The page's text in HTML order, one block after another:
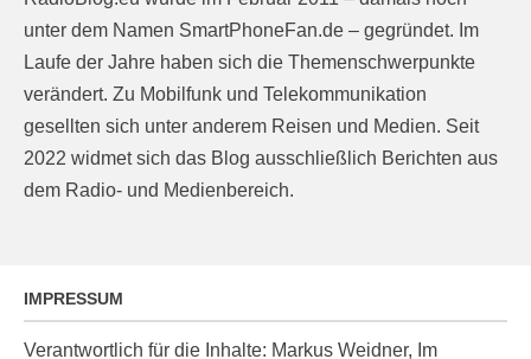
unter dem Namen SmartPhoneFan.de – gegründet. Im
Laufe der Jahre haben sich die Themenschwerpunkte
verändert. Zu Mobilfunk und Telekommunikation
gesellten sich unter anderem Reisen und Medien. Seit
2022 widmet sich das Blog ausschließlich Berichten aus
dem Radio- und Medienbereich.
IMPRESSUM
Verantwortlich für die Inhalte: Markus Weidner, Im